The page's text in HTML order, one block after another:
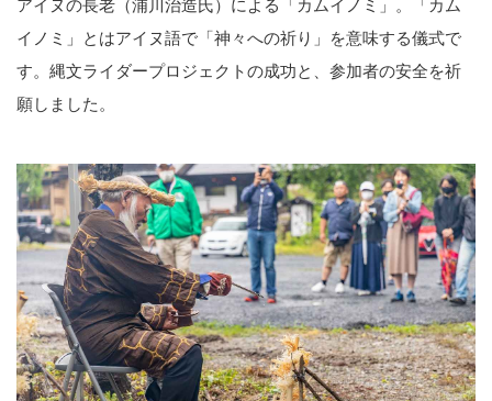
アイヌの長老（浦川治造氏）による「カムイノミ」。「カム
イノミ」とはアイヌ語で「神々への祈り」を意味する儀式で
す。縄文ライダープロジェクトの成功と、参加者の安全を祈
願しました。